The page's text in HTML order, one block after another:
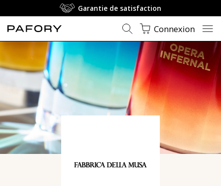
Garantie de satisfaction
Connexion